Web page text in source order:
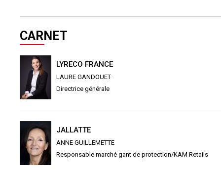
CARNET
LYRECO FRANCE
LAURE GANDOUET
Directrice générale
JALLATTE
ANNE GUILLEMETTE
Responsable marché gant de protection/KAM Retails